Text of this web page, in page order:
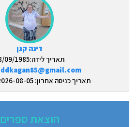
דינה קגן
תאריך לידה:18/09/1985
ddkagan85@gmail.com
תאריך כניסה אחרון: 2026-08-05 07:46:16
הוצאת ספרים